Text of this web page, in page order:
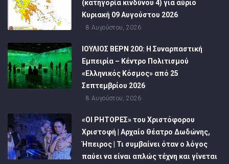
(κατηγορία κινδύνου 4) για αύριο
Κυριακή 09 Αυγούστου 2026
8 Αυγούστου, 2026
ΙΟΥΛΙΟΣ ΒΕΡΝ 200: Η Συναρπαστική
Εμπειρία – Κέντρο Πολιτισμού
«Ελληνικός Κόσμος» από 25
Σεπτεμβρίου 2026
8 Αυγούστου, 2026
«ΟΙ ΡΗΤΟΡΕΣ» του Χριστόφορου
Χριστοφή | Αρχαίο Θέατρο Δωδώνης,
Ήπειρος | Τι συμβαίνει όταν ο λόγος
παύει να είναι απλώς τέχνη και γίνεται